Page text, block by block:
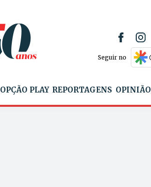
Seguir no
OPÇÃO PLAY REPORTAGENS OPINIÃO